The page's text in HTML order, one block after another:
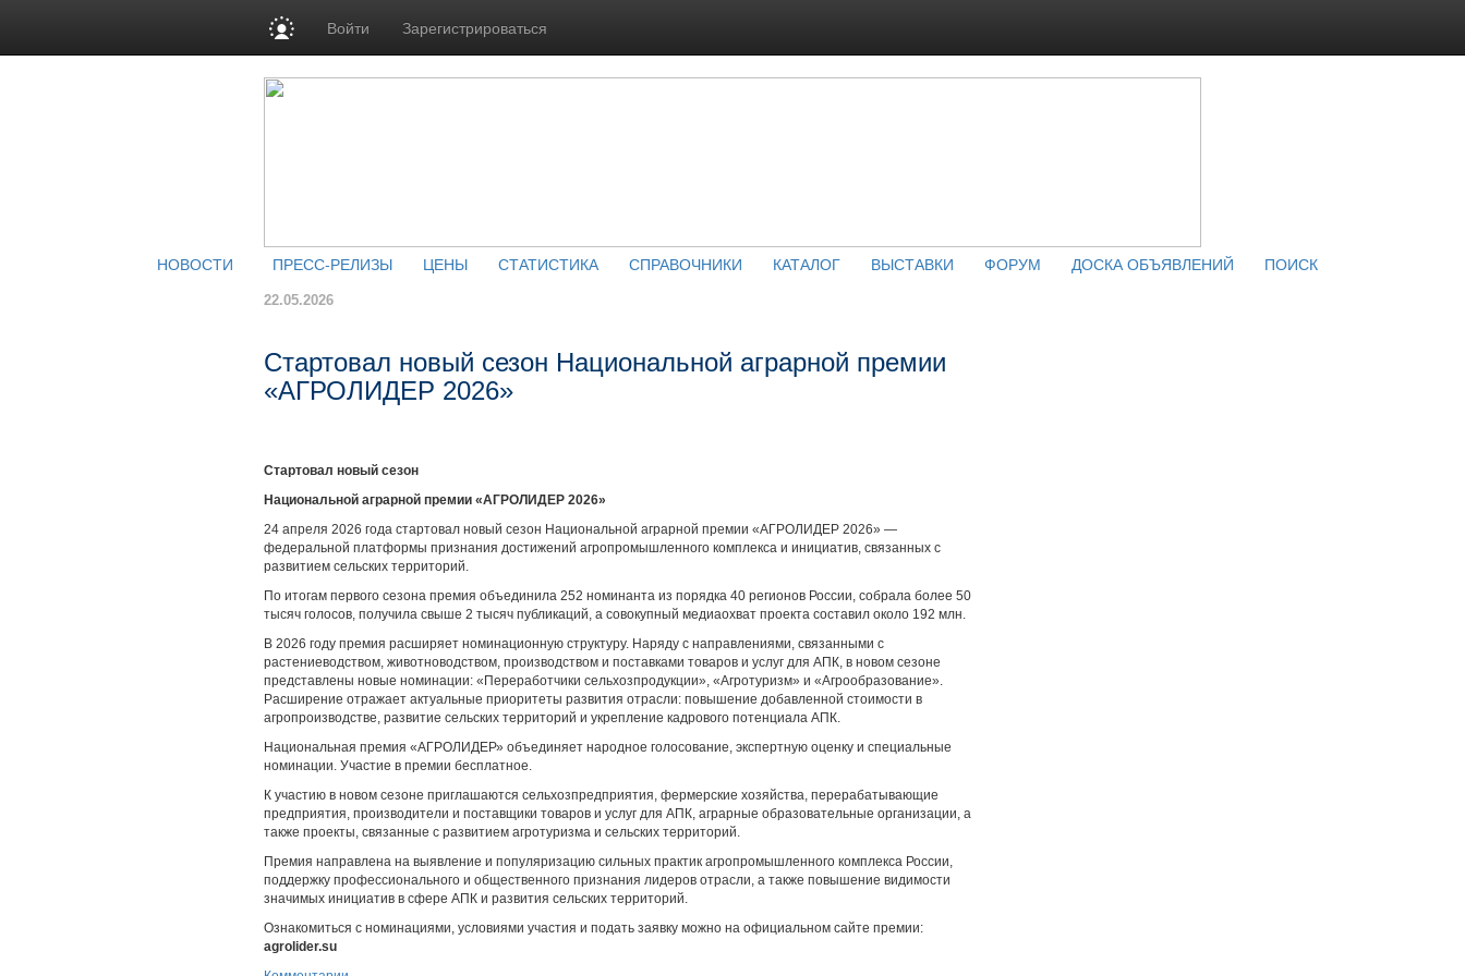
Войти Зарегистрироваться
НОВОСТИ ПРЕСС-РЕЛИЗЫ ЦЕНЫ СТАТИСТИКА СПРАВОЧНИКИ КАТАЛОГ ВЫСТАВКИ ФОРУМ ДОСКА ОБЪЯВЛЕНИЙ ПОИСК
22.05.2026
Стартовал новый сезон Национальной аграрной премии
«АГРОЛИДЕР 2026»
Стартовал новый сезон
Национальной аграрной премии «АГРОЛИДЕР 2026»
24 апреля 2026 года стартовал новый сезон Национальной аграрной премии «АГРОЛИДЕР 2026» —
федеральной платформы признания достижений агропромышленного комплекса и инициатив, связанных с
развитием сельских территорий.
По итогам первого сезона премия объединила 252 номинанта из порядка 40 регионов России, собрала более 50
тысяч голосов, получила свыше 2 тысяч публикаций, а совокупный медиаохват проекта составил около 192 млн.
В 2026 году премия расширяет номинационную структуру. Наряду с направлениями, связанными с
растениеводством, животноводством, производством и поставками товаров и услуг для АПК, в новом сезоне
представлены новые номинации: «Переработчики сельхозпродукции», «Агротуризм» и «Агрообразование».
Расширение отражает актуальные приоритеты развития отрасли: повышение добавленной стоимости в
агропроизводстве, развитие сельских территорий и укрепление кадрового потенциала АПК.
Национальная премия «АГРОЛИДЕР» объединяет народное голосование, экспертную оценку и специальные
номинации. Участие в премии бесплатное.
К участию в новом сезоне приглашаются сельхозпредприятия, фермерские хозяйства, перерабатывающие
предприятия, производители и поставщики товаров и услуг для АПК, аграрные образовательные организации, а
также проекты, связанные с развитием агротуризма и сельских территорий.
Премия направлена на выявление и популяризацию сильных практик агропромышленного комплекса России,
поддержку профессионального и общественного признания лидеров отрасли, а также повышение видимости
значимых инициатив в сфере АПК и развития сельских территорий.
Ознакомиться с номинациями, условиями участия и подать заявку можно на официальном сайте премии:
agrolider.su